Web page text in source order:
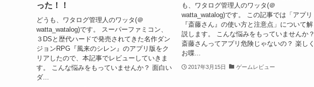
った！！
どうも、ワタログ管理人のワッタ(＠
watta_watalog)です。 スーパーファミコン、
３DSと歴代ハードで発売されてきた名作ダン
ジョンRPG『風来のシレン』のアプリ版をク
リアしたので、本記事でレビューしていきま
す。 こんな悩みをもっていませんか？ 面白い
ダ...
も、ワタログ管理人のワッタ(＠
watta_watalog)です。 この記事では「アプリ
『斎藤さん』の使い方と注意点」について解
説します。 こんな悩みをもっていませんか？
斎藤さんってアプリ危険じゃないの？ 楽しく
お喋...
2017年3月15日 ゲームレビュー